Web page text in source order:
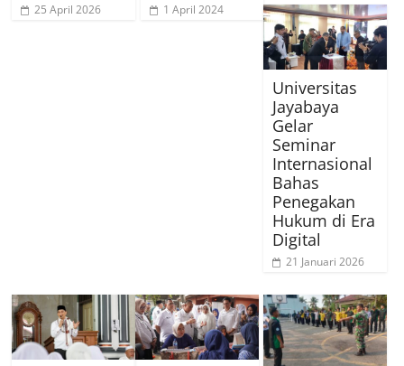
25 April 2026 1 April 2024
Universitas
Jayabaya
Gelar
Seminar
Internasional
Bahas
Penegakan
Hukum di Era
Digital
21 Januari 2026